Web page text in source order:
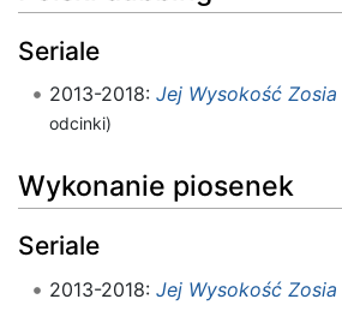
Seriale
2013-2018: Jej Wysokość Zosia
odcinki)
Wykonanie piosenek
Seriale
2013-2018: Jej Wysokość Zosia